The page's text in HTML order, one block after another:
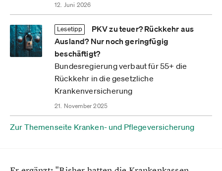
12. Juni 2026
Lesetipp
PKV zu teuer? Rückkehr aus
Ausland? Nur noch geringfügig
beschäftigt?
Bundesregierung verbaut für 55+ die
Rückkehr in die gesetzliche
Krankenversicherung
21. November 2025
Zur Themenseite Kranken- und Pflegeversicherung